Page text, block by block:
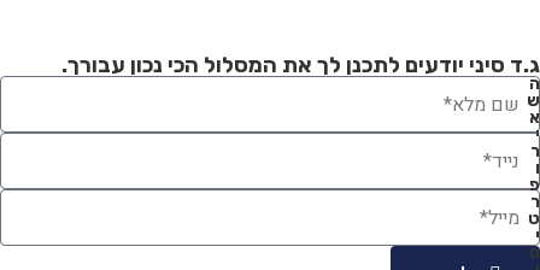
ג.ד סיני יודעים לתכנן לך את המסלול הכי נכון עבורך.
ה
ש
א
י
ר
ו
פ
ר
ט
י
ם